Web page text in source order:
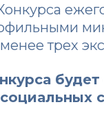
трех
социальных